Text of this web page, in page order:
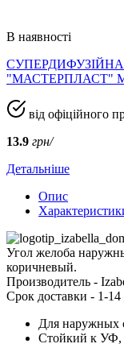
В наявності
"МАСТЕРПЛАСТ"
від офіційного
13.9 грн/
Детальніше
Опис
Угол желоба
коричневый.
Производитель -
Срок доставки - 1-14
Для наружных
Стойкий к УФ,